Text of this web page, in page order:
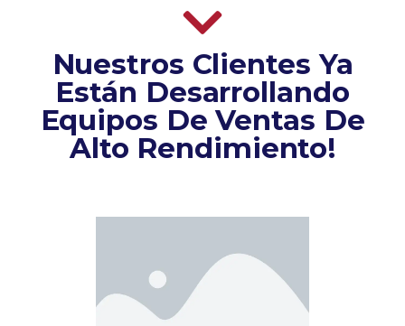
Nuestros Clientes Ya
Están Desarrollando
Equipos De Ventas De
Alto Rendimiento!